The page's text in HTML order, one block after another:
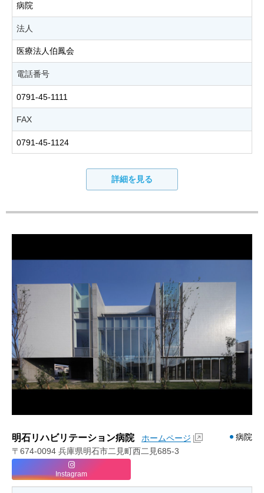
病院
法人
医療法人伯鳳会
電話番号
0791-45-1111
FAX
0791-45-1124
詳細を見る
明石リハビリテーション病院 ホームページ
病院
〒674-0094 兵庫県明石市二見町西二見685-3
Instagram